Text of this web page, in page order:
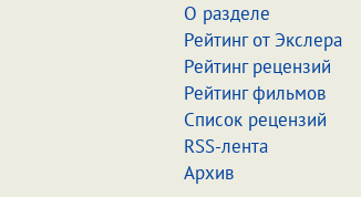
О разделе
Рейтинг от Экслера
Рейтинг рецензий
Рейтинг фильмов
Список рецензий
RSS-лента
Архив